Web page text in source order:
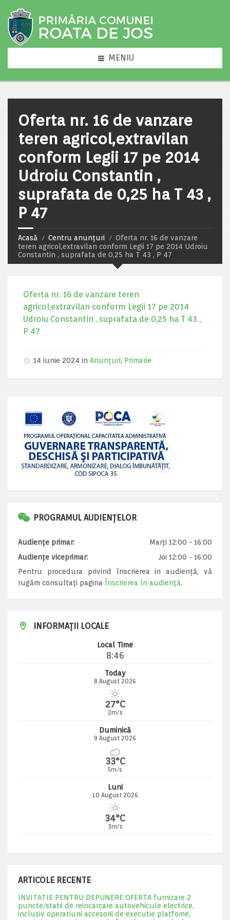
MENIU
Oferta nr. 16 de vanzare
teren agricol,extravilan
conform Legii 17 pe 2014
Udroiu Constantin ,
suprafata de 0,25 ha T 43 ,
P 47
Acasă Centru anunțuri
Oferta nr. 16 de vanzare
teren agricol,extravilan conform Legii 17 pe 2014 Udroiu
Constantin , suprafata de 0,25 ha T 43 , P 47
Oferta nr. 16 de vanzare teren
agricol,extravilan conform Legii 17 pe 2014
Udroiu Constantin , suprafata de 0,25 ha T 43 ,
P 47
14 iunie 2024 in Anunțuri, Primarie
PROGRAMUL AUDIENȚELOR
Audiențe primar:
Marți 12:00 - 16:00
Audiențe viceprimar:
Joi 12:00 - 16:00
Pentru procedura privind înscrierea in audiență, vă
rugăm consultați pagina Înscrierea în audiență.
INFORMAȚII LOCALE
Local Time
8:46
Today
8 August 2026
27°C
2m/s
Duminică
9 August 2026
33°C
5m/s
Luni
10 August 2026
34°C
3m/s
ARTICOLE RECENTE
INVITATIE PENTRU DEPUNERE OFERTA furnizare 2
puncte/statii de reincarcare autovehicule electrice,
inclusiv operatiuni accesorii de executie platfome,